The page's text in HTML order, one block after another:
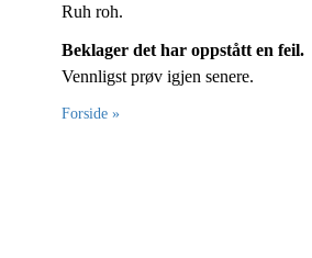
Ruh roh.
Beklager det har oppstått en feil.
Vennligst prøv igjen senere.
Forside »